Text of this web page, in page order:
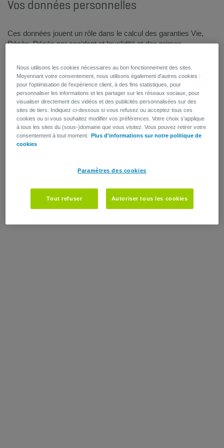
Vos données personnelles
Ces données jouent un rôle dans le calcul des garanties Vie,
Décès, Décès par accident et Invalidité et des primes.
service Human Resources et/ou votre service du personnel.
Nous utilisons les cookies nécessaires au bon fonctionnement des sites.
Moyennant votre consentement, nous utilisons également d'autres cookies :
pour l'optimisation de l'expérience client, à des fins statistiques, pour
personnaliser les informations et les partager sur les réseaux sociaux, pour
visualiser directement des vidéos et des publicités personnalisées sur des
sites de tiers. Indiquez ci-dessous si vous refusez ou acceptez tous ces
cookies ou si vous souhaitez modifier vos préférences. Votre choix s'applique
à tous les sites du (sous-)domaine que vous visitez. Vous pouvez retirer votre
consentement à tout moment.
Plus d'informations sur notre politique de
cookies
Paramètres des cookies
Tout refuser Autoriser tous les cookies